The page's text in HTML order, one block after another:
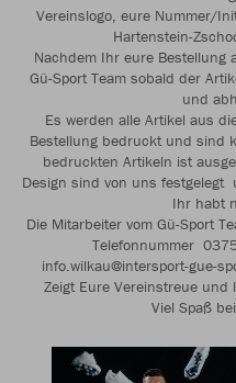
Vereinslogo, eure Nummer/
Hartenstein-
Nachdem Ihr eure
Gü-Sport Team sobald der
und
Es werden alle Artikel aus
Bestellung bedruckt und sind
bedruckten Artikeln ist
Design sind von uns
Ihr habt
Die Mitarbeiter vom Gü-Sport
Telefonnummer
info.wilkau@intersport-gue-
Zeigt Eure Vereinstreue
Viel Spaß